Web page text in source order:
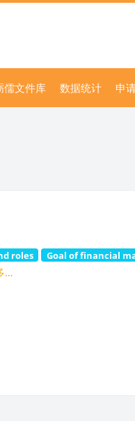
儒文件库 数据统计 申
roles Goal of financial
…